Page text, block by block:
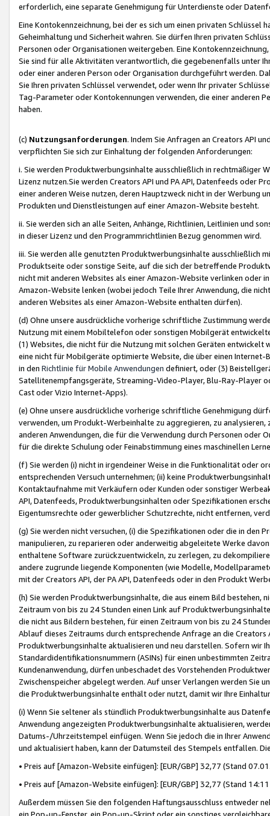
erforderlich, eine separate Genehmigung für Unterdienste oder
Eine Kontokennzeichnung, bei der es sich um einen privaten
Geheimhaltung und Sicherheit wahren. Sie dürfen Ihren privaten
Personen oder Organisationen weitergeben. Eine
Sie sind für alle Aktivitäten verantwortlich, die gegebenenfalls unter
oder einer anderen Person oder Organisation durchgeführt werden.
Sie Ihren privaten Schlüssel verwendet, oder wenn Ihr privater
Tag-Parameter oder Kontokennungen verwenden, die einer anderen
haben.
(c) Nutzungsanforderungen. Indem Sie Anfragen an Creators API
verpflichten Sie sich zur Einhaltung der folgenden Anforderungen:
i. Sie werden Produktwerbungsinhalte ausschließlich in rechtmäßiger
Lizenz nutzen.Sie werden Creators API und PA API, Datenfeeds oder
einer anderen Weise nutzen, deren Hauptzweck nicht in der Werbung
Produkten und Dienstleistungen auf einer Amazon-Website besteht.
ii. Sie werden sich an alle Seiten, Anhänge, Richtlinien, Leitlinien und
in dieser Lizenz und den Programmrichtlinien Bezug genommen wird.
iii. Sie werden alle genutzten Produktwerbungsinhalte ausschließlich
Produktseite oder sonstige Seite, auf die sich der betreffende
nicht mit anderen Websites als einer Amazon-Website verlinken oder
Amazon-Website lenken (wobei jedoch Teile Ihrer Anwendung, die
anderen Websites als einer Amazon-Website enthalten dürfen).
(d) Ohne unsere ausdrückliche vorherige schriftliche Zustimmung
Nutzung mit einem Mobiltelefon oder sonstigen Mobilgerät
(1) Websites, die nicht für die Nutzung mit solchen Geräten
eine nicht für Mobilgeräte optimierte Website, die über einen
in den Richtlinie für Mobile Anwendungen definiert, oder (3)
Satellitenempfangsgeräte, Streaming-Video-Player, Blu-Ray-Player
Cast oder Vizio Internet-Apps).
(e) Ohne unsere ausdrückliche vorherige schriftliche Genehmigung
verwenden, um Produkt-Werbeinhalte zu aggregieren, zu
anderen Anwendungen, die für die Verwendung durch Personen
für die direkte Schulung oder Feinabstimmung eines maschinellen
(f) Sie werden (i) nicht in irgendeiner Weise in die Funktionalität oder
entsprechenden Versuch unternehmen; (ii) keine
Kontaktaufnahme mit Verkäufern oder Kunden oder sonstiger
API, Datenfeeds, Produktwerbungsinhalten oder Spezifikationen
Eigentumsrechte oder gewerblicher Schutzrechte, nicht entfernen,
(g) Sie werden nicht versuchen, (i) die Spezifikationen oder die in
manipulieren, zu reparieren oder anderweitig abgeleitete Werke
enthaltene Software zurückzuentwickeln, zu zerlegen, zu
andere zugrunde liegende Komponenten (wie Modelle,
mit der Creators API, der PA API, Datenfeeds oder in den Produkt
(h) Sie werden Produktwerbungsinhalte, die aus einem Bild bestehen,
Zeitraum von bis zu 24 Stunden einen Link auf
die nicht aus Bildern bestehen, für einen Zeitraum von bis zu 24
Ablauf dieses Zeitraums durch entsprechende Anfrage an die
Produktwerbungsinhalte aktualisieren und neu darstellen. Sofern wir
Standardidentifikationsnummern (ASINs) für einen unbestimmten
Kundenanwendung, dürfen unbeschadet des Vorstehenden
Zwischenspeicher abgelegt werden. Auf unser Verlangen werden Sie
die Produktwerbungsinhalte enthält oder nutzt, damit wir Ihre
(i) Wenn Sie seltener als stündlich Produktwerbungsinhalte aus
Anwendung angezeigten Produktwerbungsinhalte aktualisieren,
Datums-/Uhrzeitstempel einfügen. Wenn Sie jedoch die in Ihrer
und aktualisiert haben, kann der Datumsteil des Stempels entfallen.
• Preis auf [Amazon-Website einfügen]: [EUR/GBP] 32,77 (Stand
• Preis auf [Amazon-Website einfügen]: [EUR/GBP] 32,77 (Stand
Außerdem müssen Sie den folgenden Haftungsausschluss entweder
ein Pop-up-Fenster, ein Pop-up-Skript oder ein sonstiges